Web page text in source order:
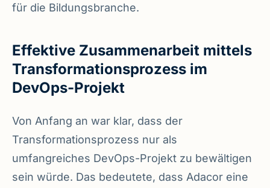
für die Bildungsbranche.
Effektive Zusammenarbeit mittels
Transformationsprozess im
DevOps-Projekt
Von Anfang an war klar, dass der
Transformationsprozess nur als
umfangreiches DevOps-Projekt zu bewältigen
sein würde. Das bedeutete, dass Adacor eine